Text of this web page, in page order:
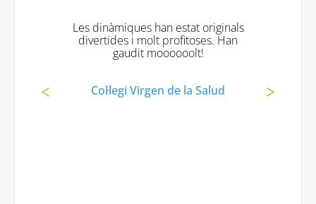
Les dinàmiques han estat originals
divertides i molt profitoses. Han
gaudit moooooolt!
Col·legi Virgen de la Salud